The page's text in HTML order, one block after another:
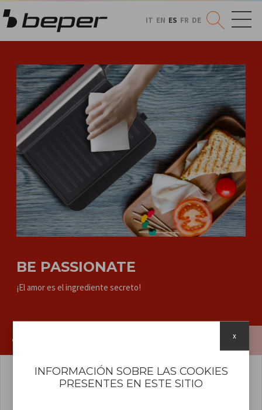
IT EN ES FR DE
BE PASSIONATE
¡El amor es el ingrediente secreto!
COCINA
INFORMACIÓN SOBRE LAS COOKIES
PRESENTES EN ESTE SITIO
x